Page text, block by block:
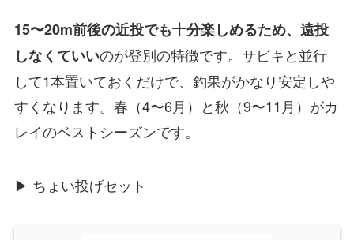
15〜20m前後の近投でも十分楽しめるため、遠投
しなくていいのが登別の特徴です。サビキと並行
して1本置いておくだけで、釣果がかなり安定しや
すくなります。春（4〜6月）と秋（9〜11月）がカ
レイのベストシーズンです。
▶ ちょい投げセット